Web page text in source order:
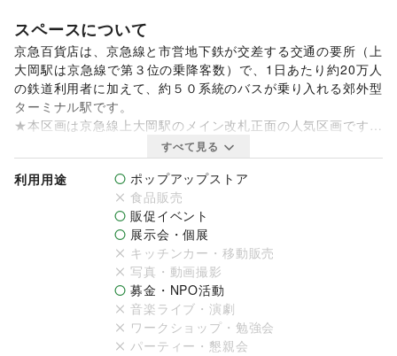
スペースについて
京急百貨店は、京急線と市営地下鉄が交差する交通の要所（上
大岡駅は京急線で第３位の乗降客数）で、1日あたり約20万人
の鉄道利用者に加えて、約５０系統のバスが乗り入れる郊外型
ターミナル駅です。
★本区画は京急線上大岡駅のメイン改札正面の人気区画です。
19時～22時の短時間利用限定プランですが、夜でも多くの人
が行き交うため，特に新商品や新サービスのPRに適していま
す。
※１日平均乗降客数：約20万人（京急線と市営地下鉄の合計）
また当施設では催事スペースのほか、駅改札付近のデジタルサ
イネージを活用した有料広告サービスも展開しております。
来館者の目に触れやすいサイネージ広告枠を、催事とセットで
ご利用いただけます。
https://space.keikyu-depart.com/spaces/7/event
すべて見る
利用用途
ポップアップストア
食品販売
販促イベント
展示会・個展
キッチンカー・移動販売
写真・動画撮影
募金・NPO活動
音楽ライブ・演劇
ワークショップ・勉強会
パーティー・懇親会